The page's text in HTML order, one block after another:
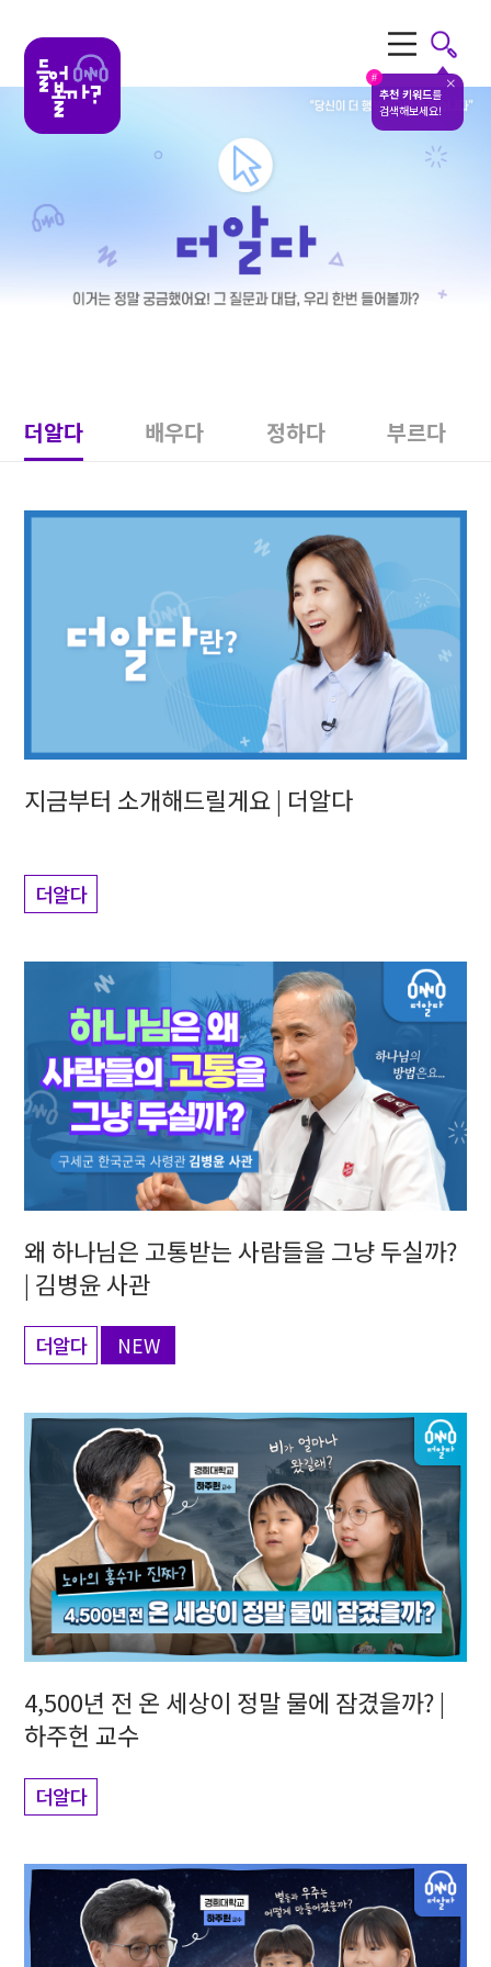
#
추천 키워드를
검색해보세요!
더알다 배우다 정하다 부르다
지금부터 소개해드릴게요 | 더알다
더알다
왜 하나님은 고통받는 사람들을 그냥 두실까?
| 김병윤 사관
더알다 NEW
4,500년 전 온 세상이 정말 물에 잠겼을까? |
하주헌 교수
더알다